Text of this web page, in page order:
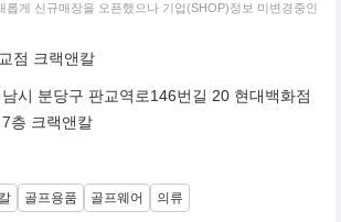
롭게 신규매장을 오픈했으나 기업(SHOP)정보 미변경중인
점 크랙앤칼
시 분당구 판교역로146번길 20 현대백화점
층 크랙앤칼
골프용품 골프웨어 의류